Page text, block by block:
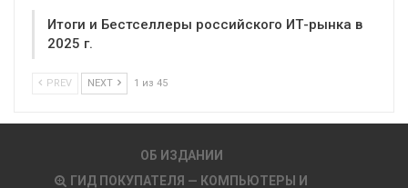
Итоги и Бестселлеры российского ИТ-рынка в
2025 г.
PREV NEXT 1 из 45
ОБ ИЗДАНИИ
ГИД ПОКУПАТЕЛЯ — КОМПЬЮТЕРЫ И